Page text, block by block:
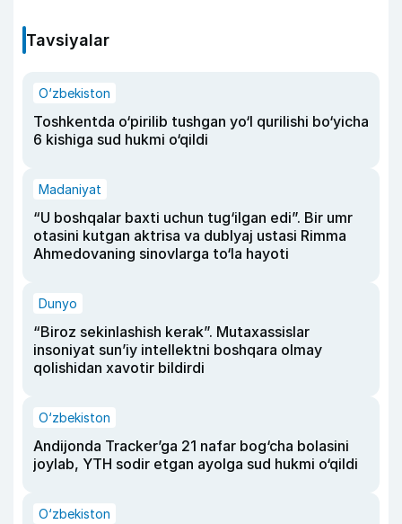
Tavsiyalar
O‘zbekiston
Toshkentda o‘pirilib tushgan yo‘l qurilishi bo‘yicha
6 kishiga sud hukmi o‘qildi
Madaniyat
“U boshqalar baxti uchun tug‘ilgan edi”. Bir umr
otasini kutgan aktrisa va dublyaj ustasi Rimma
Ahmedovaning sinovlarga to‘la hayoti
Dunyo
“Biroz sekinlashish kerak”. Mutaxassislar
insoniyat sun’iy intellektni boshqara olmay
qolishidan xavotir bildirdi
O‘zbekiston
Andijonda Tracker’ga 21 nafar bog‘cha bolasini
joylab, YTH sodir etgan ayolga sud hukmi o‘qildi
O‘zbekiston